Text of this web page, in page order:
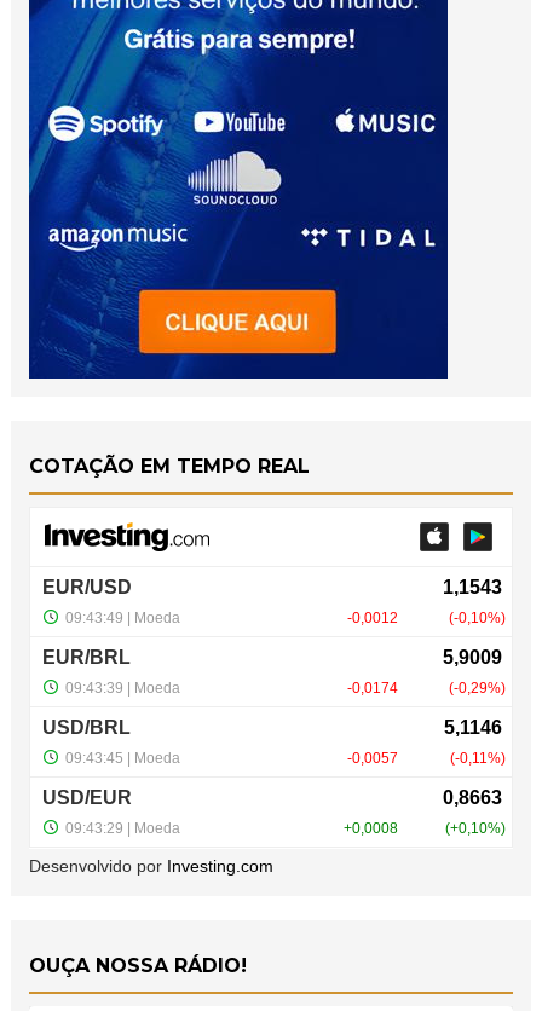
COTAÇÃO EM TEMPO REAL
Desenvolvido por Investing.com
OUÇA NOSSA RÁDIO!